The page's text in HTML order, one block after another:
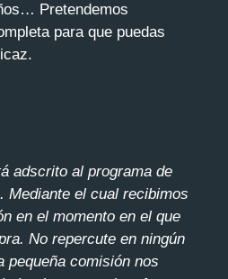
Pretendemos
para que puedas
adscrito al programa de
Mediante el cual recibimos
en el momento en el que
No repercute en ningún
pequeña comisión nos